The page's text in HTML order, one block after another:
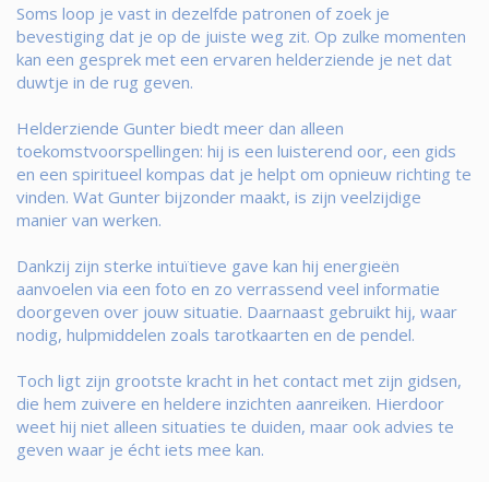
Soms loop je vast in dezelfde patronen of zoek je
bevestiging dat je op de juiste weg zit. Op zulke momenten
kan een gesprek met een ervaren helderziende je net dat
duwtje in de rug geven.
Helderziende Gunter biedt meer dan alleen
toekomstvoorspellingen: hij is een luisterend oor, een gids
en een spiritueel kompas dat je helpt om opnieuw richting te
vinden. Wat Gunter bijzonder maakt, is zijn veelzijdige
manier van werken.
Dankzij zijn sterke intuïtieve gave kan hij energieën
aanvoelen via een foto en zo verrassend veel informatie
doorgeven over jouw situatie. Daarnaast gebruikt hij, waar
nodig, hulpmiddelen zoals tarotkaarten en de pendel.
Toch ligt zijn grootste kracht in het contact met zijn gidsen,
die hem zuivere en heldere inzichten aanreiken. Hierdoor
weet hij niet alleen situaties te duiden, maar ook advies te
geven waar je écht iets mee kan.